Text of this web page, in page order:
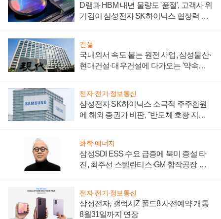
D램과 HBM 내년 물량도 '품절', 고객사 위
기감이 삼성전자 SK하이닉스 협상력 더
건설
국내외서 속도 붙는 원전 사업, 삼성물산·
현대건설·대우건설에 다가오는 '약속의
전자·전기·정보통신
삼성전자 SK하이닉스 소극적 주주환원
에 해외 증권가 비판, "반도체 호황 지속
화학·에너지
삼성SDI ESS 수요 급증에 북미 증설 타
진, 최주선 스텔란티스·GM 합작공장 건
전자·전기·정보통신
삼성전자, 갤럭시Z 폴드8 사전예약 개통
8월31일까지 연장